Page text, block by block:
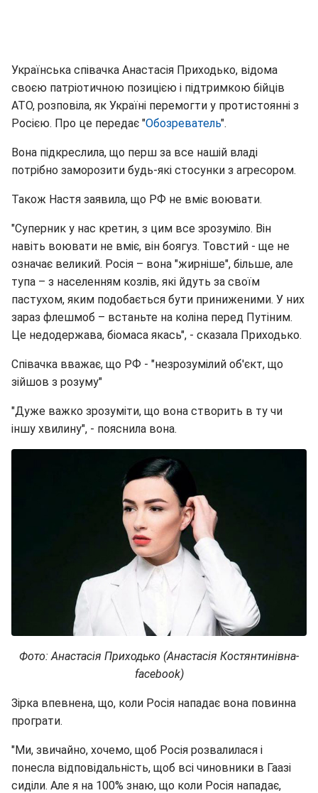
Українська співачка Анастасія Приходько, відома
своєю патріотичною позицією і підтримкою бійців
АТО, розповіла, як Україні перемогти у протистоянні з
Росією. Про це передає "Обозреватель".
Вона підкреслила, що перш за все нашій владі
потрібно заморозити будь-які стосунки з агресором.
Також Настя заявила, що РФ не вміє воювати.
"Суперник у нас кретин, з цим все зрозуміло. Він
навіть воювати не вміє, він боягуз. Товстий - ще не
означає великий. Росія – вона "жирніше", більше, але
тупа – з населенням козлів, які йдуть за своїм
пастухом, яким подобається бути приниженими. У них
зараз флешмоб – встаньте на коліна перед Путіним.
Це недодержава, біомаса якась", - сказала Приходько.
Співачка вважає, що РФ - "незрозумілий об'єкт, що
зійшов з розуму"
"Дуже важко зрозуміти, що вона створить в ту чи
іншу хвилину", - пояснила вона.
Фото: Анастасія Приходько (Анастасія Костянтинівна-
facebook)
Зірка впевнена, що, коли Росія нападає вона повинна
програти.
"Ми, звичайно, хочемо, щоб Росія розвалилася і
понесла відповідальність, щоб всі чиновники в Гаазі
сиділи. Але я на 100% знаю, що коли Росія нападає,